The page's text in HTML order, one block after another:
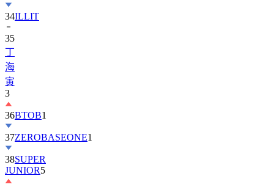
34ILLIT
35
丁
海
寅
3
36BTOB1
37ZEROBASEONE1
38SUPER
JUNIOR5